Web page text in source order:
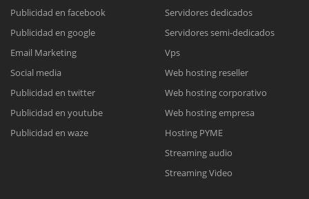
Reunión online
Nuestros ejecutivos le enviarán un correo electrónico con el enlace a
Meet para la reunión online.
Cotización
Todos nuestros ejecutivos están fuera de línea. Complete el formulario
Publicidad en facebook
Publicidad en google
Email Marketing
Social media
Publicidad en twitter
Publicidad en youtube
Publicidad en waze
Servidores dedicados
Servidores semi-dedicados
Vps
Web hosting reseller
Web hosting corporativo
Web hosting empresa
Hosting PYME
Streaming audio
Streaming Video